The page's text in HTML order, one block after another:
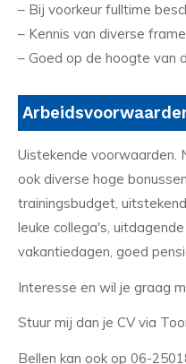
– Bij voorkeur fulltime
– Kennis van diverse
– Goed op de hoogte van
Uistekende voorwaarden.
ook diverse hoge
trainingsbudget,
leuke collega's,
vakantiedagen, goed
Interesse en wil je graag
Stuur mij dan je CV via
Bellen kan ook op 06-